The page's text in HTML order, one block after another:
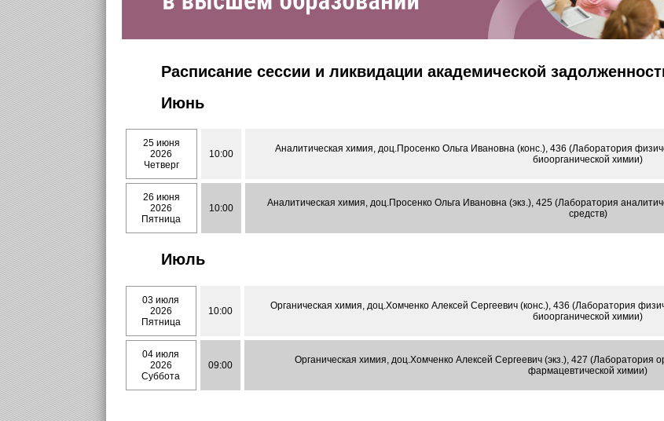
Расписание сессии и ликвидации академической
Июнь
25 июня
2026
Четверг
10:00
Аналитическая химия, доц.Просенко Ольга Ивановна (конс.), 436 (Лаборатория
биоорганической химии)
26 июня
2026
Пятница
10:00
Аналитическая химия, доц.Просенко Ольга Ивановна (экз.), 425 (Лаборатория
средств)
Июль
03 июля
2026
Пятница
10:00
Органическая химия, доц.Хомченко Алексей Сергеевич (конс.), 436 (Лаборатория
биоорганической химии)
04 июля
2026
Суббота
09:00
Органическая химия, доц.Хомченко Алексей Сергеевич (экз.), 427 (Лаборатория
фармацевтической химии)